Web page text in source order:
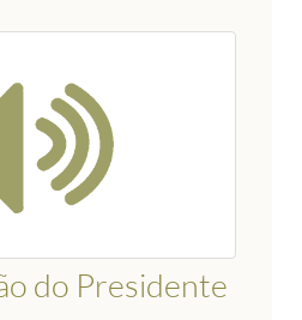
do Presidente